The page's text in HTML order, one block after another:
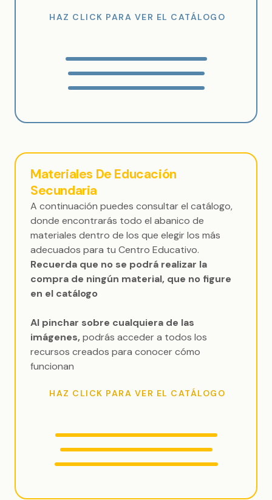
HAZ CLICK PARA VER EL CATÁLOGO
Materiales De Educación
Secundaria
A continuación puedes consultar el catálogo,
donde encontrarás todo el abanico de
materiales dentro de los que elegir los más
adecuados para tu Centro Educativo.
Recuerda que no se podrá realizar la
compra de ningún material, que no figure
en el catálogo
Al pinchar sobre cualquiera de las
imágenes,podrás acceder a todos los
recursos creados para conocer cómo
funcionan
HAZ CLICK PARA VER EL CATÁLOGO